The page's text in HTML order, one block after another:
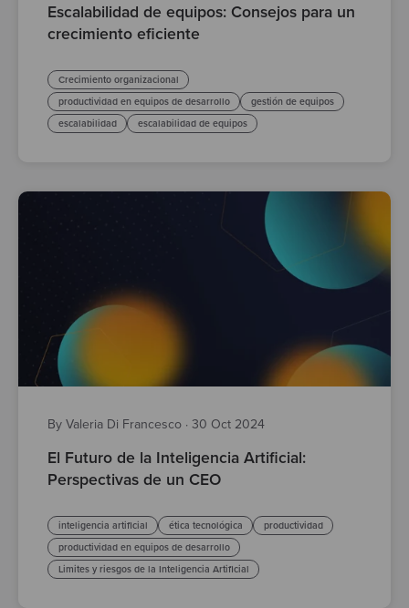
Escalabilidad de equipos: Consejos para un
crecimiento eficiente
Crecimiento organizacional
productividad en equipos de desarrollo
gestión de equipos
escalabilidad
escalabilidad de equipos
By Valeria Di Francesco · 30 Oct 2024
El Futuro de la Inteligencia Artificial:
Perspectivas de un CEO
inteligencia artificial ética tecnológica
productividad
productividad en equipos de desarrollo
Limites y riesgos de la Inteligencia Artificial